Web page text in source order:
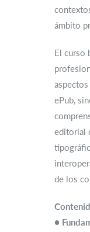
ámbito
El curso
ePub,
editorial
de los
●